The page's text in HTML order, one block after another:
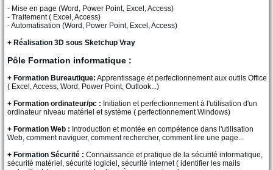
- Mise en page (Word, Power Point, Excel, Access)
- Traitement ( Excel, Access)
- Automatisation (Word, Power Point, Excel, Access)
+ Réalisation 3D sous Sketchup Vray
Pôle Formation informatique :
+ Formation Bureautique: Apprentissage et perfectionnement aux outils Office
( Excel, Access, Word, Power Point, Outlook...)
+ Formation ordinateur/pc : Initiation et perfectionnement à l'utilisation d'un
ordinateur niveau matériel et système ( perfectionnement Windows)
+ Formation Web : Introduction et montée en compétence dans l'utilisation
Web, comment naviguer, comment rechercher, comment lire une page...
+ Formation Sécurité : Connaissance et pratique de la sécurité informatique,
sécurité matériel, sécurité logiciel, sécurité internet ( identifier les mails